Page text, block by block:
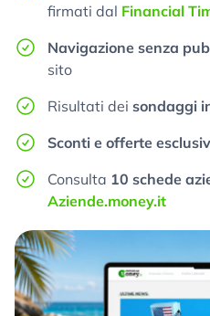
firmati dal Financial
Navigazione senza
sito
Risultati dei sondaggi
Sconti e offerte
Consulta 10 schede
Aziende.money.it